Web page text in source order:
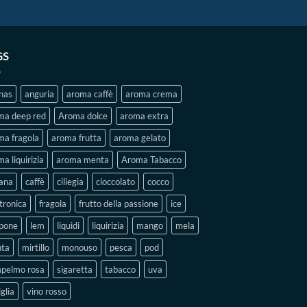
anguria aroma caffè
aroma crema
deep red
Aroma dolce
aroma extra
fragola
aroma frutta
aroma gelato
liquirizia
aroma menta
Aroma Tabacco
caffè ciliegia cioccolato
cocco
fragola frutto della passione
ice
lem liquidi liquirizia mango
mela
mirtillo monouso pesca
pod
rosa
sigaretta tabacco
uva
vino rosso